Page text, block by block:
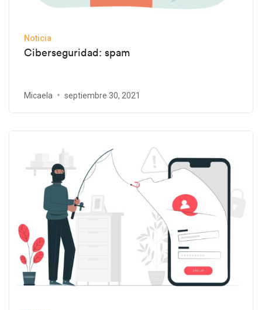
Noticia
Ciberseguridad: spam
Micaela septiembre 30, 2021